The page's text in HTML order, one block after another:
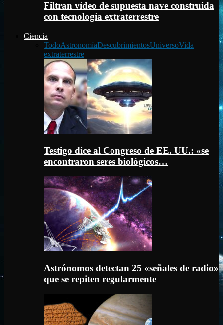
Filtran vídeo de supuesta nave construida
con tecnología extraterrestre
Ciencia
TodoAstronomíaDescubrimientosUniversoVida
extraterrestre
Testigo dice al Congreso de EE. UU.: «se
encontraron seres biológicos…
Astrónomos detectan 25 «señales de radio»
que se repiten regularmente